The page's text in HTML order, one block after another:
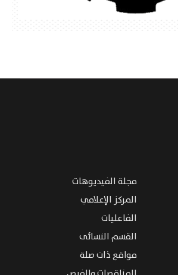
مجلة الفيديوهات
المركز الإعلامي
الفاعليات
القسم النسائى
مواقع ذات صلة